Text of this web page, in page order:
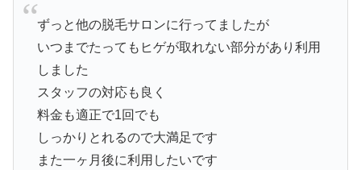
ずっと他の脱毛サロンに行ってましたが
いつまでたってもヒゲが取れない部分があり利用
しました
スタッフの対応も良く
料金も適正で1回でも
しっかりとれるので大満足です
また一ヶ月後に利用したいです